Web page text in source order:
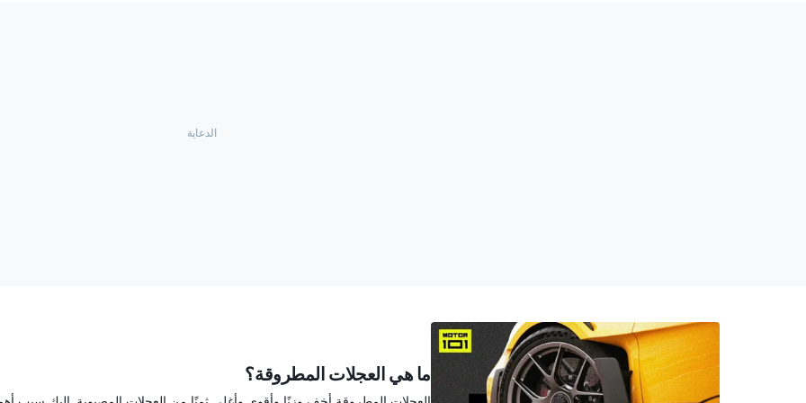
ما هي العجلات المطروقة؟